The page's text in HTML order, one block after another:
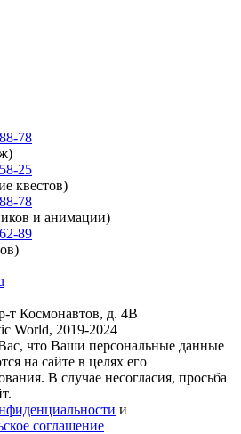
78
25
квестов)
78
и анимации)
89
т Космонавтов, д. 4В
World, 2019-2024
что Ваши персональные данные
на сайте в целях его
В случае несогласия, просьба
и
соглашение